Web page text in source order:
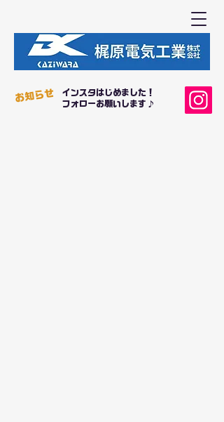
インスタはじめました！
フォローお願いします♪
​お知らせ